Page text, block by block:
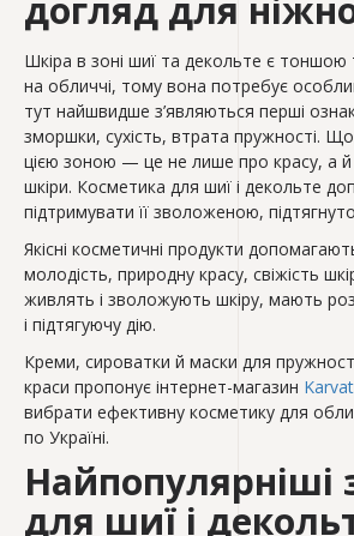
догляд для
Шкіра в зоні шиї та декольте є тоншою
на обличчі, тому вона потребує
тут найшвидше з’являються перші
зморшки, сухість, втрата пружності.
цією зоною — це не лише про красу, а й
шкіри. Косметика для шиї і декольте
підтримувати її зволоженою,
Якісні косметичні продукти
молодість, природну красу, свіжість
живлять і зволожують шкіру, мають
і підтягуючу дію.
Креми, сироватки й маски для
краси пропонує інтернет-магазин
вибрати ефективну косметику для
по Україні.
Найпопулярніші
для шиї і